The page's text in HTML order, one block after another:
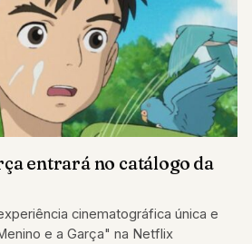
entrará no catálogo da
cinematográfica única e
e a Garça" na Netflix